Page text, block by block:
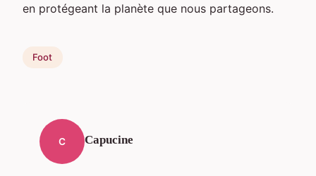
en protégeant la planète que nous partageons.
Foot
C Capucine